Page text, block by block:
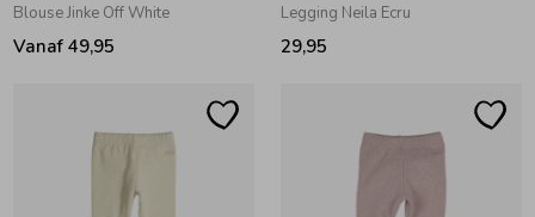
Blouse Jinke Off White
Vanaf 49,95
Legging Neila Ecru
29,95